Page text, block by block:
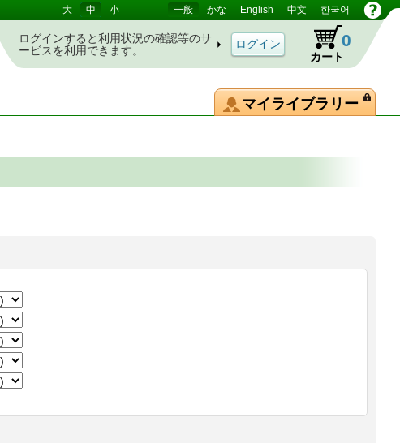
大 中 小 一般 かな English 中文 한국어
ログインすると利用状況の確認等のサ
ービスを利用できます。
カート
0
マイライブラリー